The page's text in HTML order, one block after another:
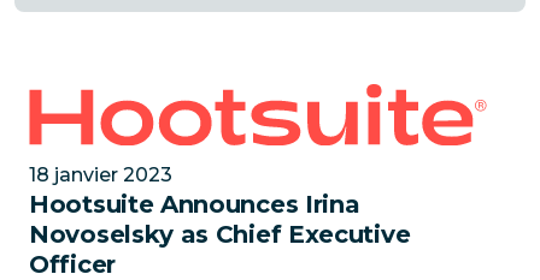
Hootsuite Announces Irina Novoselsky as Chief
18 janvier 2023
Hootsuite Announces Irina
Novoselsky as Chief Executive
Officer